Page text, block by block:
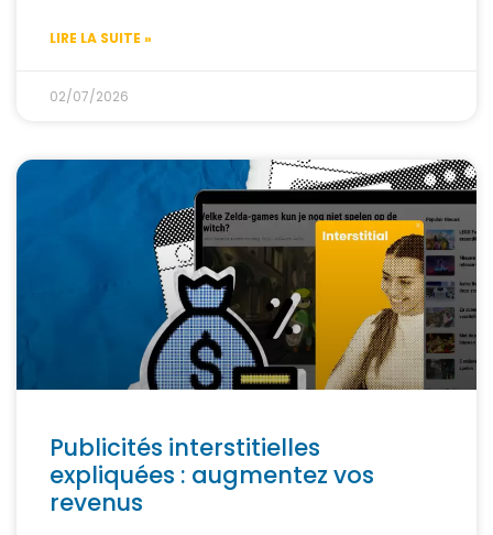
LIRE LA SUITE »
02/07/2026
Publicités interstitielles
expliquées : augmentez vos
revenus